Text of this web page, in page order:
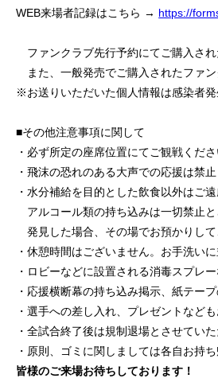
WEB来場者記録はこちら → https://
ファンクラブ先行予約にてご購入さ
また、一般発売でご購入されたファン
※お送りいただいた個人情報は感染者
■その他注意事項に関して
・必ず所定の座席位置にてご観戦くだ
・飛沫の恐れのある大声での応援は禁止
・水分補給を目的とした飲食以外はご遠
アルコール類の持ち込みは一切禁止と
発見した場合、その場でお預かりして
・休憩時間はございません。お手洗い
・ロビーなどに設置される消毒スプレ
・応援横断幕の持ち込み掲示、紙テー
・選手への差し入れ、プレゼントなど
・全試合終了後は規制退場とさせてい
・原則、ゴミに関しましては各自お持
皆様のご来場お待ちしております！